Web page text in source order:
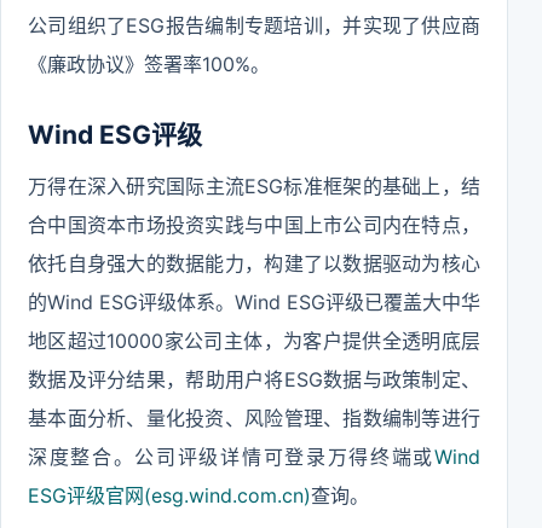
公司组织了ESG报告编制专题培训，并实现了供应商
《廉政协议》签署率100%。
Wind ESG评级
万得在深入研究国际主流ESG标准框架的基础上，结
合中国资本市场投资实践与中国上市公司内在特点，
依托自身强大的数据能力，构建了以数据驱动为核心
的Wind ESG评级体系。Wind ESG评级已覆盖大中华
地区超过10000家公司主体，为客户提供全透明底层
数据及评分结果，帮助用户将ESG数据与政策制定、
基本面分析、量化投资、风险管理、指数编制等进行
深度整合。公司评级详情可登录万得终端或Wind
ESG评级官网(esg.wind.com.cn)查询。